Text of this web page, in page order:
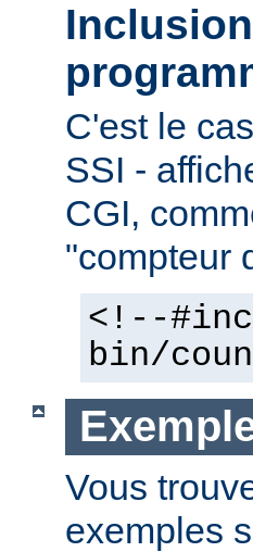
C'est le
SSI -
CGI,
"compteur
<!--
bin/
Vous
exemples